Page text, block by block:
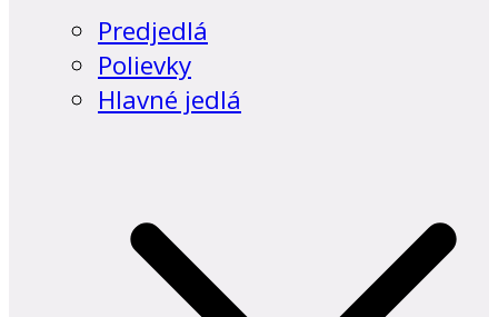
Predjedlá
Polievky
Hlavné jedlá